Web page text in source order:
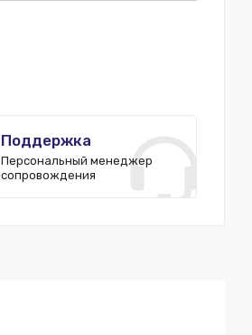
Поддержка
Персональный менеджер
сопровождения